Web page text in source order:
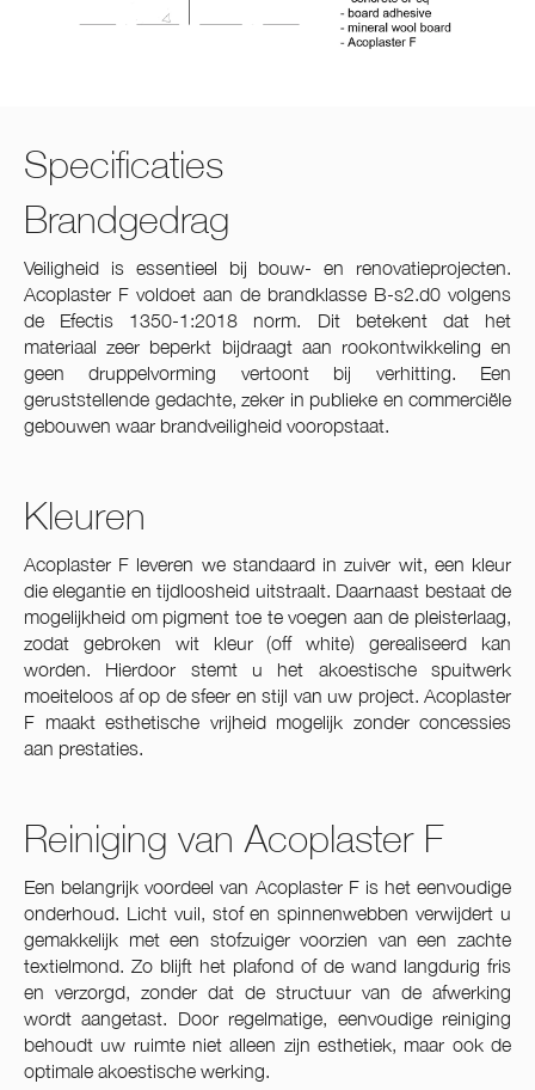
Specificaties
Brandgedrag
Veiligheid is essentieel bij bouw- en renovatieprojecten.
Acoplaster F voldoet aan de brandklasse B-s2.d0 volgens
de Efectis 1350-1:2018 norm. Dit betekent dat het
materiaal zeer beperkt bijdraagt aan rookontwikkeling en
geen druppelvorming vertoont bij verhitting. Een
geruststellende gedachte, zeker in publieke en commerciële
gebouwen waar brandveiligheid vooropstaat.
Kleuren
Acoplaster F leveren we standaard in zuiver wit, een kleur
die elegantie en tijdloosheid uitstraalt. Daarnaast bestaat de
mogelijkheid om pigment toe te voegen aan de pleisterlaag,
zodat gebroken wit kleur (off white) gerealiseerd kan
worden. Hierdoor stemt u het akoestische spuitwerk
moeiteloos af op de sfeer en stijl van uw project. Acoplaster
F maakt esthetische vrijheid mogelijk zonder concessies
aan prestaties.
Reiniging van Acoplaster F
Een belangrijk voordeel van Acoplaster F is het eenvoudige
onderhoud. Licht vuil, stof en spinnenwebben verwijdert u
gemakkelijk met een stofzuiger voorzien van een zachte
textielmond. Zo blijft het plafond of de wand langdurig fris
en verzorgd, zonder dat de structuur van de afwerking
wordt aangetast. Door regelmatige, eenvoudige reiniging
behoudt uw ruimte niet alleen zijn esthetiek, maar ook de
optimale akoestische werking.